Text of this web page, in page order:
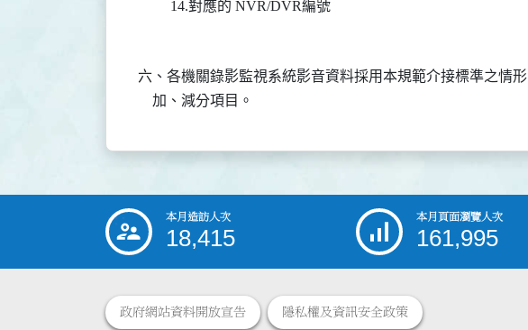
六、各機關錄影監視系統影音資料採用本規範介接標準之情
::: 本月造訪人次
18,415
本月頁面瀏覽人次
161,995
政府網站資料開放宣告 隱私權及資訊安全政策